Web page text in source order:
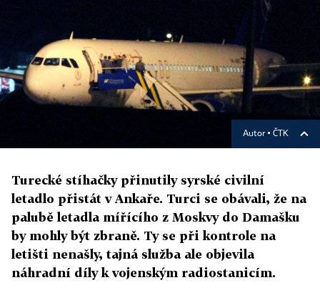
Autor ▪ ČTK
Turecké stíhačky přinutily syrské civilní
letadlo přistát v Ankaře. Turci se obávali, že na
palubě letadla mířícího z Moskvy do Damašku
by mohly být zbraně. Ty se při kontrole na
letišti nenašly, tajná služba ale objevila
náhradní díly k vojenským radiostanicím.